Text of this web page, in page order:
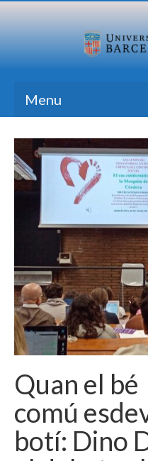
Menu
Inici
Recerca
Formació
Transferència
Publicacions
Totes les Notícies
Contacte
Idioma:
Quan el bé
comú
botí: Dino